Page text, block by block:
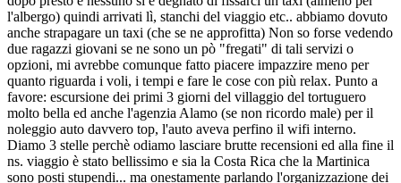
l'albergo) quindi arrivati lì, stanchi del viaggio etc.. abbiamo dovuto
anche strapagare un taxi (che se ne approfitta) Non so forse vedendo
due ragazzi giovani se ne sono un pò "fregati" di tali servizi o
opzioni, mi avrebbe comunque fatto piacere impazzire meno per
quanto riguarda i voli, i tempi e fare le cose con più relax. Punto a
favore: escursione dei primi 3 giorni del villaggio del tortuguero
molto bella ed anche l'agenzia Alamo (se non ricordo male) per il
noleggio auto davvero top, l'auto aveva perfino il wifi interno.
Diamo 3 stelle perchè odiamo lasciare brutte recensioni ed alla fine il
ns. viaggio è stato bellissimo e sia la Costa Rica che la Martinica
sono posti stupendi... ma onestamente parlando l'organizzazione dei